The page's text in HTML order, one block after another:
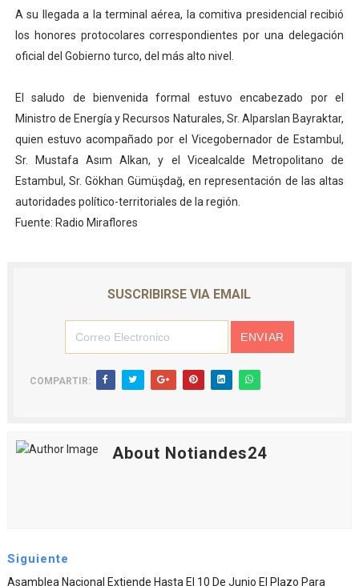
A su llegada a la terminal aérea, la comitiva presidencial recibió
los honores protocolares correspondientes por una delegación
oficial del Gobierno turco, del más alto nivel.
El saludo de bienvenida formal estuvo encabezado por el
Ministro de Energía y Recursos Naturales, Sr. Alparslan Bayraktar,
quien estuvo acompañado por el Vicegobernador de Estambul,
Sr. Mustafa Asım Alkan, y el Vicealcalde Metropolitano de
Estambul, Sr. Gökhan Gümüşdağ, en representación de las altas
autoridades político-territoriales de la región.
Fuente: Radio Miraflores
SUSCRIBIRSE VIA EMAIL
COMPARTIR:
About Notiandes24
Siguiente
Asamblea Nacional Extiende Hasta El 10 De Junio El Plazo Para